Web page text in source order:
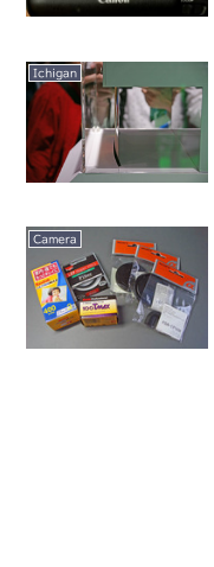
Ichigan
Camera